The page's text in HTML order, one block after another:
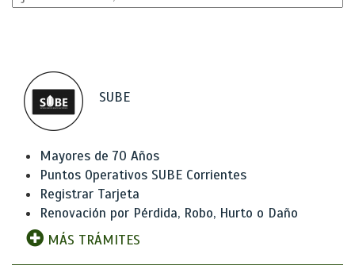
SUBE
Mayores de 70 Años
Puntos Operativos SUBE Corrientes
Registrar Tarjeta
Renovación por Pérdida, Robo, Hurto o Daño
MÁS TRÁMITES